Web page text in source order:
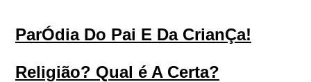
ParÓdia Do Pai E Da CrianÇa!
Religião? Qual é A Certa?